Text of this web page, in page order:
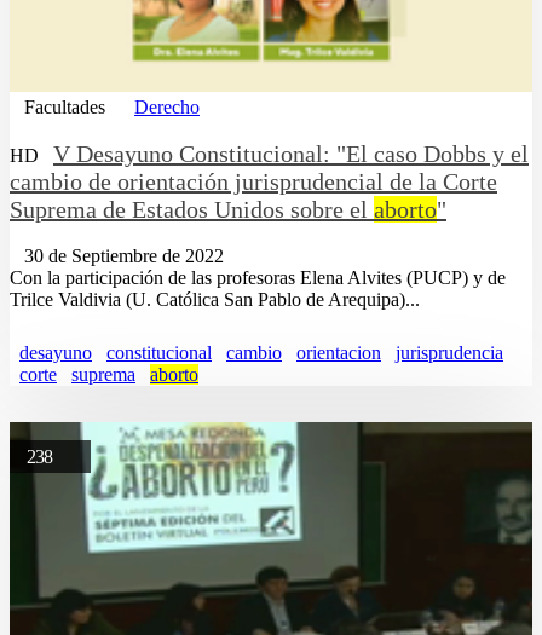
Facultades Derecho
HD
V Desayuno Constitucional: "El caso Dobbs y el
cambio de orientación jurisprudencial de la Corte
Suprema de Estados Unidos sobre el aborto"
30 de Septiembre de 2022
Con la participación de las profesoras Elena Alvites (PUCP) y de
Trilce Valdivia (U. Católica San Pablo de Arequipa)...
desayuno constitucional cambio orientacion
jurisprudencia
corte
suprema aborto
238